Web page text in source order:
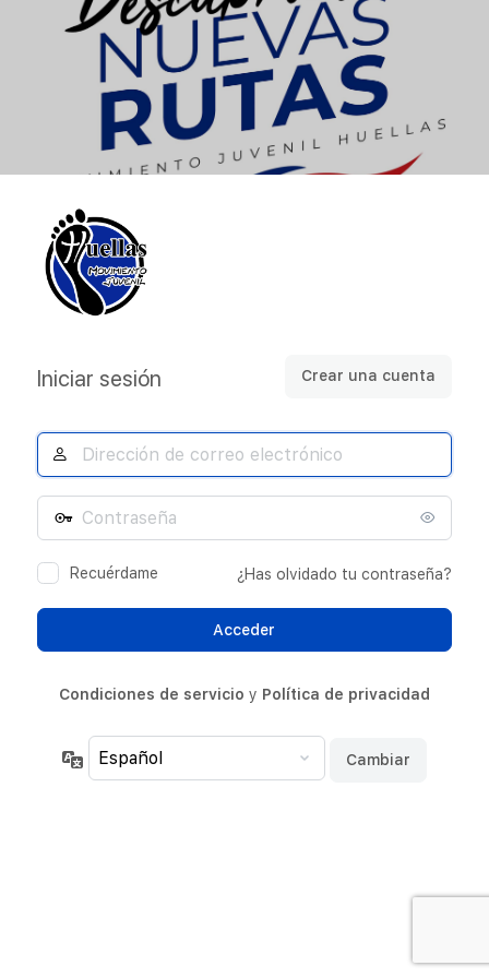
Iniciar sesión Crear una cuenta
Dirección
electrónico
Contraseña
Recuérdame ¿Has olvidado tu contraseña?
Condiciones de servicio y Política de privacidad
Idioma